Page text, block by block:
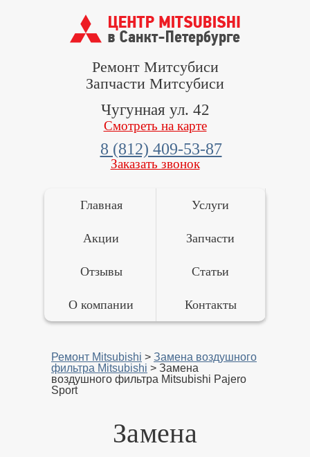
Ремонт Митсубиси
Запчасти Митсубиси
Чугунная ул. 42
Смотреть на карте
8 (812) 409-53-87
Заказать звонок
Главная
Акции
Услуги
Запчасти
Отзывы Статьи
О компании Контакты
Ремонт Mitsubishi > Замена воздушного
фильтра Mitsubishi > Замена
воздушного фильтра Mitsubishi Pajero
Sport
Замена